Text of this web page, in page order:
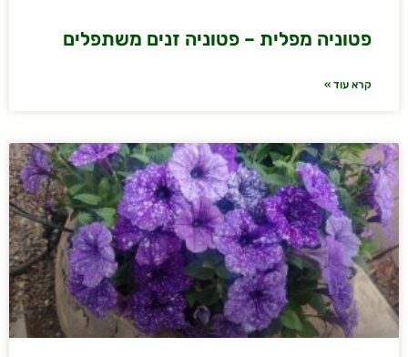
פטוניה מפלית – פטוניה זנים משתפלים
קרא עוד »